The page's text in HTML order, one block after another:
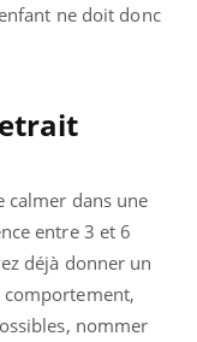
ne doit donc
calmer dans une
entre 3 et 6
déjà donner un
nommer